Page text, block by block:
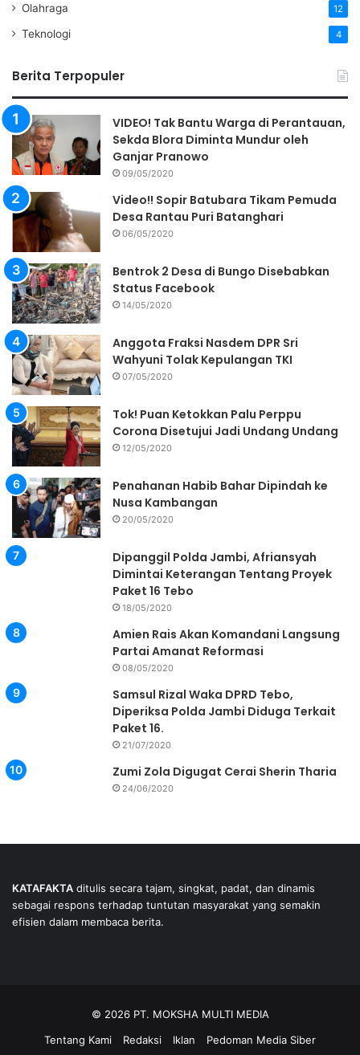
Olahraga 12
Teknologi 4
Berita Terpopuler
VIDEO! Tak Bantu Warga di Perantauan,
Sekda Blora Diminta Mundur oleh
Ganjar Pranowo
09/05/2020
Video!! Sopir Batubara Tikam Pemuda
Desa Rantau Puri Batanghari
06/05/2020
Bentrok 2 Desa di Bungo Disebabkan
Status Facebook
14/05/2020
Anggota Fraksi Nasdem DPR Sri
Wahyuni Tolak Kepulangan TKI
07/05/2020
Tok! Puan Ketokkan Palu Perppu
Corona Disetujui Jadi Undang Undang
12/05/2020
Penahanan Habib Bahar Dipindah ke
Nusa Kambangan
20/05/2020
Dipanggil Polda Jambi, Afriansyah
Dimintai Keterangan Tentang Proyek
Paket 16 Tebo
18/05/2020
Amien Rais Akan Komandani Langsung
Partai Amanat Reformasi
08/05/2020
Samsul Rizal Waka DPRD Tebo,
Diperiksa Polda Jambi Diduga Terkait
Paket 16.
21/07/2020
Zumi Zola Digugat Cerai Sherin Tharia
24/06/2020
KATAFAKTA ditulis secara tajam, singkat, padat, dan dinamis
sebagai respons terhadap tuntutan masyarakat yang semakin
efisien dalam membaca berita.
© 2026 PT. MOKSHA MULTI MEDIA
Tentang Kami
Redaksi Iklan Pedoman Media Siber